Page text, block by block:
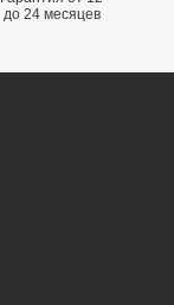
до 24 месяцев